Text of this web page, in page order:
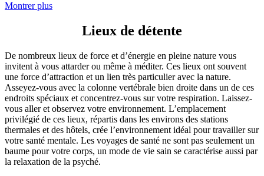
Montrer plus
Lieux de détente
De nombreux lieux de force et d’énergie en pleine nature vous
invitent à vous attarder ou même à méditer. Ces lieux ont souvent
une force d’attraction et un lien très particulier avec la nature.
Asseyez-vous avec la colonne vertébrale bien droite dans un de ces
endroits spéciaux et concentrez-vous sur votre respiration. Laissez-
vous aller et observez votre environnement. L’emplacement
privilégié de ces lieux, répartis dans les environs des stations
thermales et des hôtels, crée l’environnement idéal pour travailler sur
votre santé mentale. Les voyages de santé ne sont pas seulement un
baume pour votre corps, un mode de vie sain se caractérise aussi par
la relaxation de la psyché.